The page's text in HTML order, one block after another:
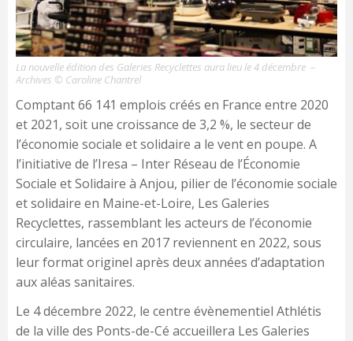
La nouvelle édition des Galeries Recyclettes aura lieu le 4 décembre –
Archives © Caroline Chantrel
Comptant 66 141 emplois créés en France entre 2020
et 2021, soit une croissance de 3,2 %, le secteur de
l’économie sociale et solidaire a le vent en poupe. A
l’initiative de l’Iresa – Inter Réseau de l’Économie
Sociale et Solidaire à Anjou, pilier de l’économie sociale
et solidaire en Maine-et-Loire, Les Galeries
Recyclettes, rassemblant les acteurs de l’économie
circulaire, lancées en 2017 reviennent en 2022, sous
leur format originel après deux années d’adaptation
aux aléas sanitaires.
Le 4 décembre 2022, le centre évènementiel Athlétis
de la ville des Ponts-de-Cé accueillera Les Galeries